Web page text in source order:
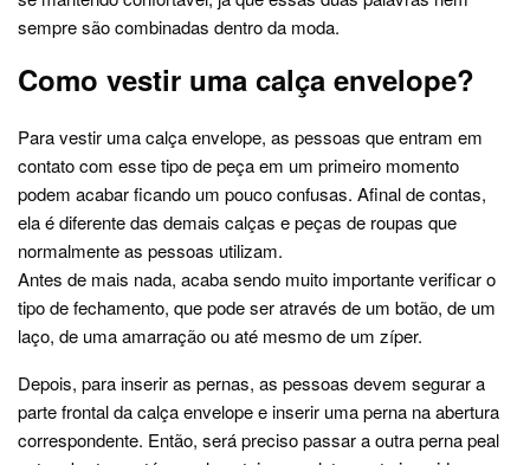
sempre são combinadas dentro da moda.
Como vestir uma calça envelope?
Para vestir uma calça envelope, as pessoas que entram em
contato com esse tipo de peça em um primeiro momento
podem acabar ficando um pouco confusas. Afinal de contas,
ela é diferente das demais calças e peças de roupas que
normalmente as pessoas utilizam.
Antes de mais nada, acaba sendo muito importante verificar o
tipo de fechamento, que pode ser através de um botão, de um
laço, de uma amarração ou até mesmo de um zíper.
Depois, para inserir as pernas, as pessoas devem segurar a
parte frontal da calça envelope e inserir uma perna na abertura
correspondente. Então, será preciso passar a outra perna peal